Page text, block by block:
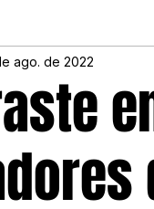
ago. de 2022